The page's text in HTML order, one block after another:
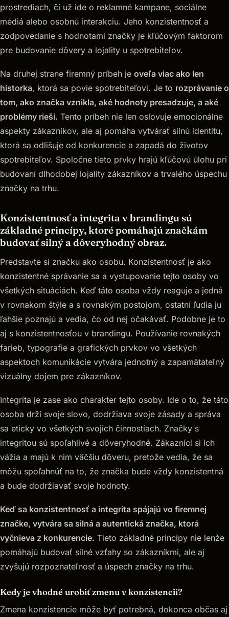
prostrediach, či už ide o reklamné kampane, sociálne
médiá alebo osobnú interakciu. Jeho konzistentnosť a
zodpovedanie s hodnotami značky je kľúčovým faktorom
pre budovanie dôvery a lojality u spotrebiteľov.
Na druhej strane firemný príbeh je oveľa viac ako len
historka, ktorá sa povie spotrebiteľovi. Je to rozprávanie o
tom, ako značka vznikla, aké hodnoty presadzuje, a aké
problémy rieši. Tento príbeh nie len oslovuje emocionálne
aspekty zákazníkov, ale aj pomáha vytvárať silnú identitu,
ktorá sa odlišuje od konkurencie a zapadá do životov
spotrebiteľov. Spoločne tieto prvky hrajú kľúčovú úlohu pri
budovaní dlhodobej lojality zákazníkov a trvalého úspechu
značky na trhu.
Konzistentnosť a integrita v brandingu sú
základné princípy, ktoré pomáhajú značkám
budovať silný a dôveryhodný obraz.
Predstavte si značku ako osobu. Konzistentnosť je ako
konzistentné správanie sa a vystupovanie tejto osoby vo
všetkých situáciách. Keď táto osoba vždy reaguje a jedná
v rovnakom štýle a s rovnakým postojom, ostatní ľudia ju
ľahšie poznajú a vedia, čo od nej očakávať. Podobne je to
aj s konzistentnosťou v brandingu. Používanie rovnakých
farieb, typografie a grafických prvkov vo všetkých
aspektoch komunikácie vytvára jednotný a zapamätateľný
vizuálny dojem pre zákazníkov.
Integrita je zase ako charakter tejto osoby. Ide o to, že táto
osoba drží svoje slovo, dodržiava svoje zásady a správa
sa eticky vo všetkých svojich činnostiach. Značky s
integritou sú spoľahlivé a dôveryhodné. Zákazníci si ich
vážia a majú k nim väčšiu dôveru, pretože vedia, že sa
môžu spoľahnúť na to, že značka bude vždy konzistentná
a bude dodržiavať svoje hodnoty.
Keď sa konzistentnosť a integrita spájajú vo firemnej
značke, vytvára sa silná a autentická značka, ktorá
vyčnieva z konkurencie. Tieto základné princípy nie lenže
pomáhajú budovať silné vzťahy so zákazníkmi, ale aj
zvyšujú rozpoznateľnosť a úspech značky na trhu.
Kedy je vhodné urobiť zmenu v konzistencii?
Zmena konzistencie môže byť potrebná, dokonca občas aj